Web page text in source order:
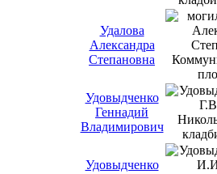
Удалова
Александра
Степановна
Удовыдченко
Геннадий
Владимирович
Удовыдченко